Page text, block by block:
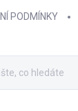
PODMÍNKY